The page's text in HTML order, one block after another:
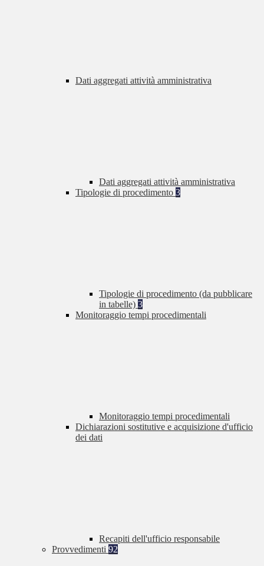
Dati aggregati attività amministrativa
Dati aggregati attività amministrativa
Tipologie di procedimento 3
Tipologie di procedimento (da pubblicare
in tabelle) 3
Monitoraggio tempi procedimentali
Monitoraggio tempi procedimentali
Dichiarazioni sostitutive e acquisizione d'ufficio
dei dati
Recapiti dell'ufficio responsabile
Provvedimenti 92